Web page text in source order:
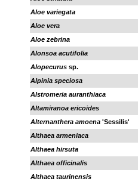
Aloe variegata
Aloe vera
Aloe zebrina
Alonsoa acutifolia
Alopecurus sp.
Alpinia speciosa
Alstromeria auranthiaca
Altamiranoa ericoides
Alternanthera amoena 'Sessilis'
Althaea armeniaca
Althaea hirsuta
Althaea officinalis
Althaea taurinensis